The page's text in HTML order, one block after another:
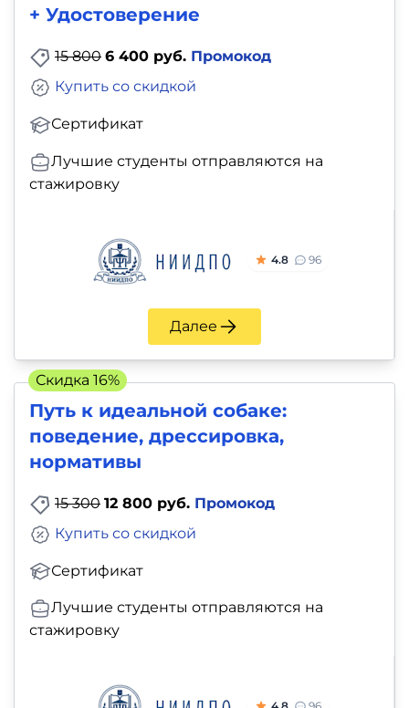
+ Удостоверение
15 800 6 400 руб. Промокод
Сертификат
Купить со скидкой
Лучшие студенты отправляются на
стажировку
4.8 96
Далее
Путь к идеальной собаке:
поведение, дрессировка,
нормативы
15 300 12 800 руб. Промокод
Сертификат
Купить со скидкой
Лучшие студенты отправляются на
стажировку
Скидка 16%